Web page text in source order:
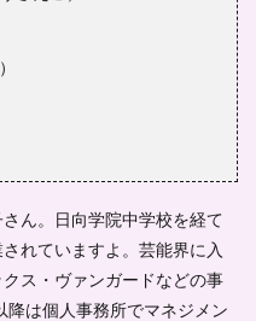
ん。日向学院中学校を経て
れていますよ。芸能界に入
ス・ヴァンガードなどの事
は個人事務所でマネジメン